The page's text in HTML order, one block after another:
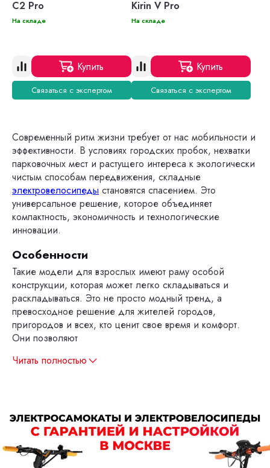
C2 Pro
На складе
Купить
Связаться с экспертом
Kirin V Pro
На складе
Купить
Связаться с экспертом
Современный ритм жизни требует от нас мобильности и
эффективности. В условиях городских пробок, нехватки
парковочных мест и растущего интереса к экологически
чистым способам передвижения, складные
электровелосипеды становятся спасением. Это
универсальное решение, которое объединяет
компактность, экономичность и технологические
инновации.
Особенности
Такие модели для взрослых имеют раму особой
конструкции, которая может легко складываться и
раскладываться. Это не просто модный тренд, а
превосходное решение для жителей городов,
пригородов и всех, кто ценит свое время и комфорт.
Они позволяют
Читать полностью